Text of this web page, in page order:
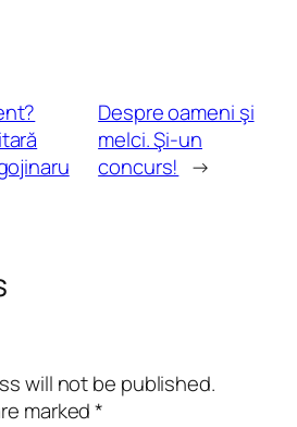
Despre oameni şi
melci. Şi-un
concurs! →
will not be published.
marked*